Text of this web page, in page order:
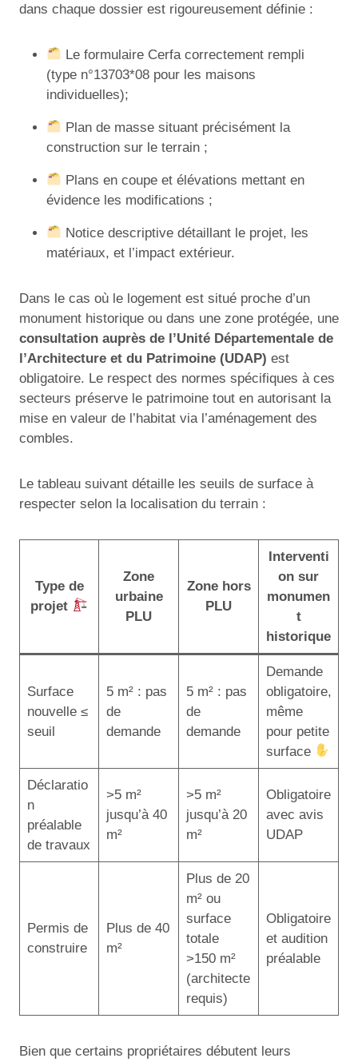
dans chaque dossier est rigoureusement définie :
Le formulaire Cerfa correctement rempli
(type n°13703*08 pour les maisons
individuelles);
Plan de masse situant précisément la
construction sur le terrain ;
Plans en coupe et élévations mettant en
évidence les modifications ;
Notice descriptive détaillant le projet, les
matériaux, et l’impact extérieur.
Dans le cas où le logement est situé proche d’un
monument historique ou dans une zone protégée, une
consultation auprès de l’Unité Départementale de
l’Architecture et du Patrimoine (UDAP) est
obligatoire. Le respect des normes spécifiques à ces
secteurs préserve le patrimoine tout en autorisant la
mise en valeur de l’habitat via l’aménagement des
combles.
Le tableau suivant détaille les seuils de surface à
respecter selon la localisation du terrain :
Type de
projet
Zone
urbaine
PLU
Zone hors
PLU
Interventi
on sur
monumen
t
historique
Surface
nouvelle ≤
seuil
5 m² : pas
de
demande
5 m² : pas
de
demande
Demande
obligatoire,
même
pour petite
surface
Déclaratio
n
préalable
de travaux
>5 m²
jusqu’à 40
m²
>5 m²
jusqu’à 20
m²
Obligatoire
avec avis
UDAP
Permis de
construire
Plus de 40
m²
Plus de 20
m² ou
surface
totale
>150 m²
(architecte
requis)
Obligatoire
et audition
préalable
Bien que certains propriétaires débutent leurs